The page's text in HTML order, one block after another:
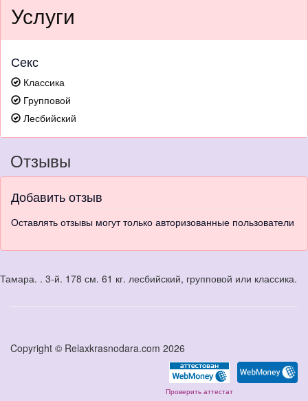
Услуги
Секс
Классика
Групповой
Лесбийский
Отзывы
Добавить отзыв
Оставлять отзывы могут только авторизованные пользователи
Тамара. . 3-й. 178 см. 61 кг. лесбийский, групповой или классика.
Copyright © Relaxkrasnodara.com 2026
Проверить аттестат